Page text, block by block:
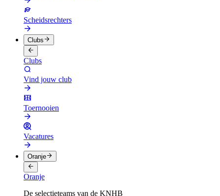
Scheidsrechters
Clubs
Clubs
Vind jouw club
Toernooien
Vacatures
Oranje
Oranje
De selectieteams van de KNHB